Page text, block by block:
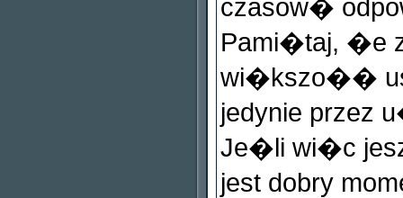
czasow�
Pami�taj, �e
wi�kszo��
jedynie przez
Je�li wi�c
jest dobry